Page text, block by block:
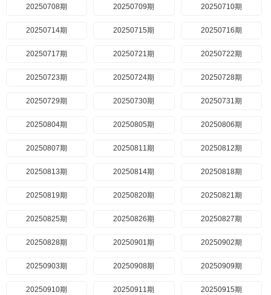
20250708期 20250709期 20250710期
20250714期 20250715期 20250716期
20250717期 20250721期 20250722期
20250723期 20250724期 20250728期
20250729期 20250730期 20250731期
20250804期 20250805期 20250806期
20250807期 20250811期 20250812期
20250813期 20250814期 20250818期
20250819期 20250820期 20250821期
20250825期 20250826期 20250827期
20250828期 20250901期 20250902期
20250903期 20250908期 20250909期
20250910期 20250911期 20250915期